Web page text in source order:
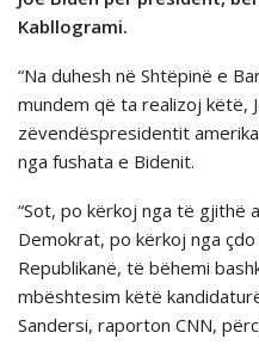
Kabllogrami.
“Na duhesh në Shtëpinë e
mundem që ta realizoj këtë,
zëvendëspresidentit
nga fushata e Bidenit.
“Sot, po kërkoj nga të gjithë
Demokrat, po kërkoj nga
Republikanë, të bëhemi
mbështesim këtë
Sandersi, raporton CNN,